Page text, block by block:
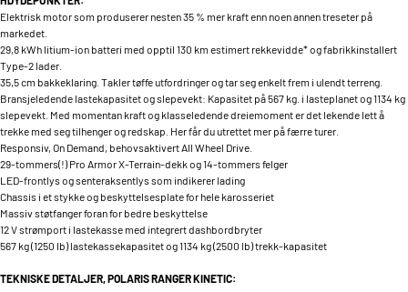
Elektrisk motor som produserer nesten 35 % mer kraft enn noen annen treseter på
markedet.
29,8 kWh litium-ion batteri med opptil 130 km estimert rekkevidde* og fabrikkinstallert
Type-2 lader.
35,5 cm bakkeklaring. Takler tøffe utfordringer og tar seg enkelt frem i ulendt terreng.
Bransjeledende lastekapasitet og slepevekt: Kapasitet på 567 kg. i lasteplanet og 1134 kg
slepevekt. Med momentan kraft og klasseledende dreiemoment er det lekende lett å
trekke med seg tilhenger og redskap. Her får du utrettet mer på færre turer.
Responsiv, On Demand, behovsaktivert All Wheel Drive.
29-tommers(!) Pro Armor X-Terrain-dekk og 14-tommers felger
LED-frontlys og senteraksentlys som indikerer lading
Chassis i et stykke og beskyttelsesplate for hele karosseriet
Massiv støtfanger foran for bedre beskyttelse
12 V strømport i lastekasse med integrert dashbordbryter
567 kg (1250 lb) lastekassekapasitet og 1134 kg (2500 lb) trekk-kapasitet
TEKNISKE DETALJER, POLARIS RANGER KINETIC: